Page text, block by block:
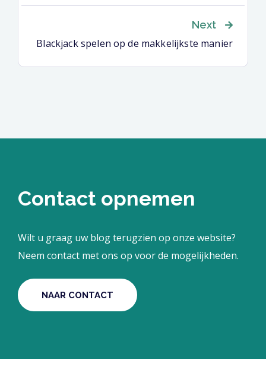
Next
Blackjack spelen op de makkelijkste manier
Contact opnemen
Wilt u graag uw blog terugzien op onze website?
Neem contact met ons op voor de mogelijkheden.
NAAR CONTACT